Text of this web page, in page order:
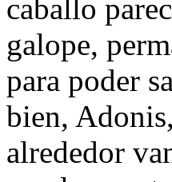
caballo
galope,
para poder
bien,
alrededor